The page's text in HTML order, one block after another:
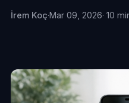
İrem Koç·Mar 09, 2026· 10